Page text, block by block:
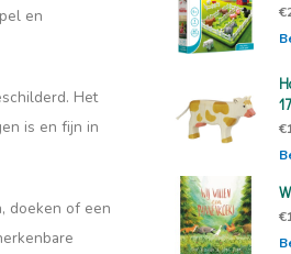
en
Het
is en fijn in
doeken of een